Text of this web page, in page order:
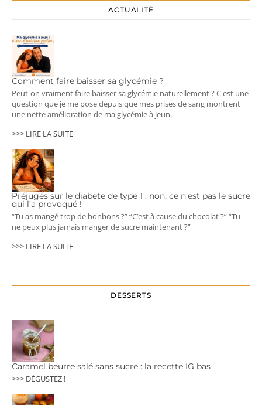
ACTUALITÉ
Comment faire baisser sa glycémie ?
Peut-on vraiment faire baisser sa glycémie naturellement ? C'est une
question que je me pose depuis que mes prises de sang montrent
une nette amélioration de ma glycémie à jeun.
>>> LIRE LA SUITE
Préjugés sur le diabète de type 1 : non, ce n’est pas le sucre
qui l’a provoqué !
“Tu as mangé trop de bonbons ?” “C’est à cause du chocolat ?” “Tu
ne peux plus jamais manger de sucre maintenant ?”
>>> LIRE LA SUITE
DESSERTS
Caramel beurre salé sans sucre : la recette IG bas
>>> DÉGUSTEZ !